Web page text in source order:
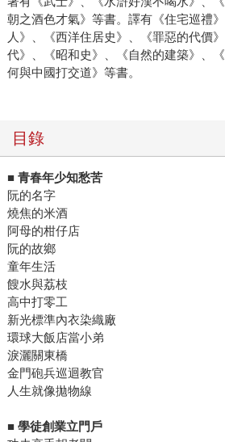
朝之酒色才氣》等書。譯有《住宅巡禮
人》、《西洋住居史》、《罪惡的代價
代》、《昭和史》、《自然的建築》、
何與中國打交道》等書。
目錄
■ 青春年少知愁苦
阮的名字
燒焦的米酒
阿母的柑仔店
阮的故鄉
童年生活
餿水與荔枝
高中打零工
新光標準內衣染織廠
環球大飯店當小弟
淚灑關東橋
金門砲兵巡迴教官
人生就像拋物線
■ 學徒創業立門戶